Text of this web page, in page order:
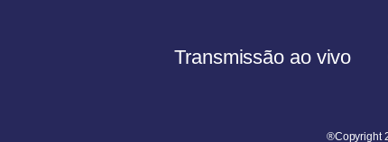
Transmissão ao vivo
®Copyright